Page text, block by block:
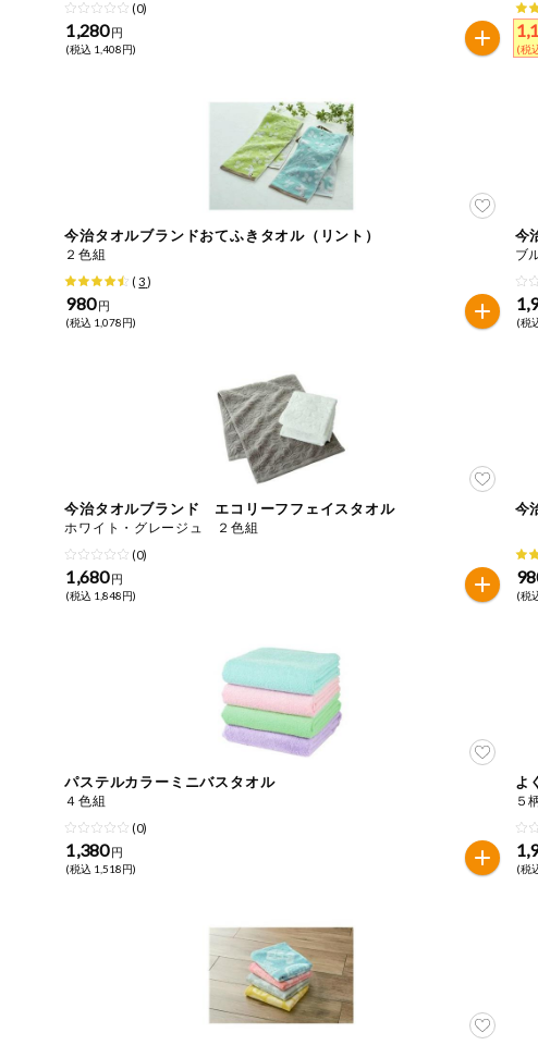
アプリのダウンロード
ベビー
先着限定企画
スマート・ワ
今週の新登場
よりどりでお
トク
かんたん調理
(0)
1,280 円
(税込 1,408円) (税
今治タオルブランドおてふきタオル（リント）
２色組
(3)
980 円
(税込 1,078円)
今
ブ
(税
今治タオルブランド エコリーフフェイスタオル
ホワイト・グレージュ ２色組
(0)
1,680 円
(税込 1,848円)
今
(税
パステルカラーミニバスタオル
４色組
(0)
1,380 円
(税込 1,518円)
よ
５
(税